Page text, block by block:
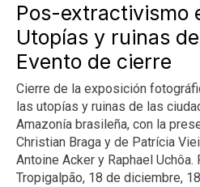
Pos-extractivismo
Utopías y ruinas
Evento de cierre
Cierre de la exposición
las utopías y ruinas de las
Amazonía brasileña, con la
Christian Braga y de Patrícia
Antoine Acker y Raphael Uchôa.
Tropigalpão, 18 de diciembre,